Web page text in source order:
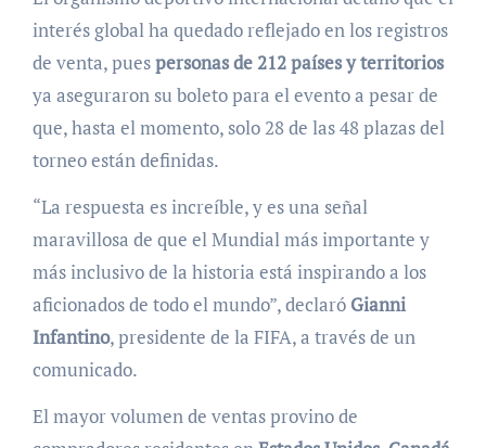
interés global ha quedado reflejado en los registros
de venta, puespersonas de 212 países y territorios
ya aseguraron su boleto para el evento a pesar de
que, hasta el momento, solo 28 de las 48 plazas del
torneo están definidas.
“La respuesta es increíble, y es una señal
maravillosa de que el Mundial más importante y
más inclusivo de la historia está inspirando a los
aficionados de todo el mundo”, declaró Gianni
Infantino, presidente de la FIFA, a través de un
comunicado.
El mayor volumen de ventas provino de